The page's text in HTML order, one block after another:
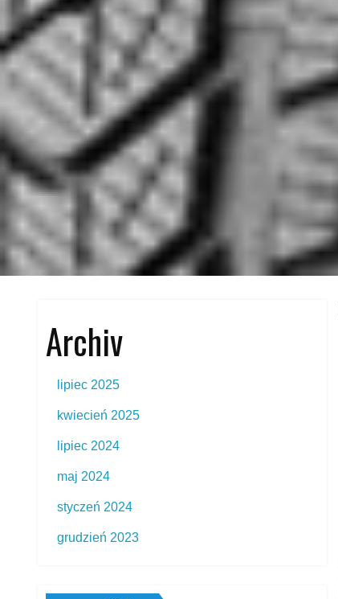
Archiv
lipiec 2025
kwiecień 2025
lipiec 2024
maj 2024
styczeń 2024
grudzień 2023